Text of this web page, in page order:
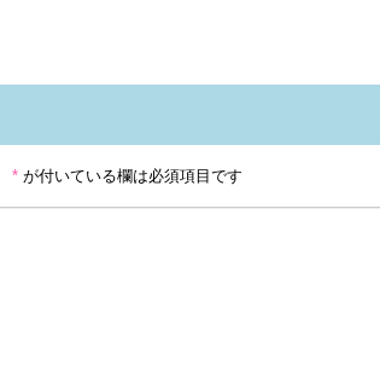
* が付いている欄は必須項目です